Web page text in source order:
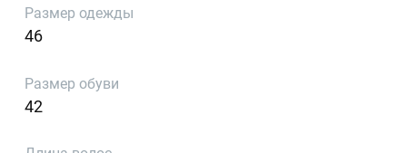
Размер одежды
46
Размер обуви
42